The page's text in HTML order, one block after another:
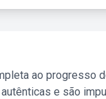
ao progresso
e são